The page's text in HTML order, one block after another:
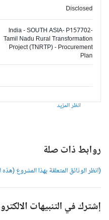
Disclosed
India - SOUTH ASIA- P157702-
Tamil Nadu Rural Transformation
Project (TNRTP) - Procurement
Plan
انظر المزيد
روابط ذات صلة
(انظر الوثائق المتعلقة بهذا المشروع (هذه
إشترك في التنبيهات